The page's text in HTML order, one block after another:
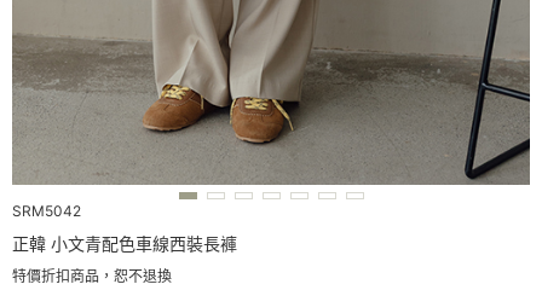
SRM5042
正韓 小文青配色車線西裝長褲
特價折扣商品，恕不退換